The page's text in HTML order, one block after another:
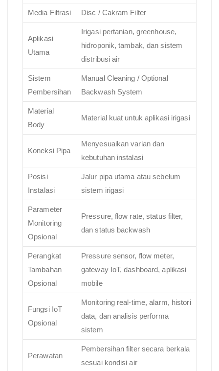
Media Filtrasi Disc / Cakram Filter
Aplikasi
Utama
Irigasi pertanian, greenhouse,
hidroponik, tambak, dan sistem
distribusi air
Sistem
Pembersihan
Manual Cleaning / Optional
Backwash System
Material
Body
Material kuat untuk aplikasi irigasi
Koneksi Pipa
Menyesuaikan varian dan
kebutuhan instalasi
Posisi
Instalasi
Jalur pipa utama atau sebelum
sistem irigasi
Parameter
Monitoring
Opsional
Pressure, flow rate, status filter,
dan status backwash
Perangkat
Tambahan
Opsional
Pressure sensor, flow meter,
gateway IoT, dashboard, aplikasi
mobile
Fungsi IoT
Opsional
Monitoring real-time, alarm, histori
data, dan analisis performa
sistem
Perawatan
Pembersihan filter secara berkala
sesuai kondisi air